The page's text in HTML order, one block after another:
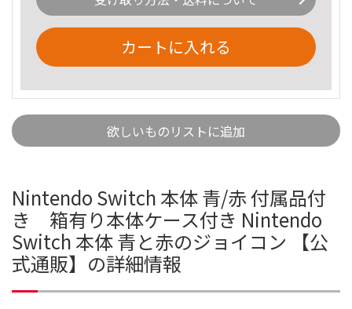
カートに入れる
欲しいものリストに追加
Nintendo Switch 本体 青/赤 付属品付
き 箱有り本体ケース付き Nintendo
Switch 本体 青と赤のジョイコン 【公
式通販】の詳細情報